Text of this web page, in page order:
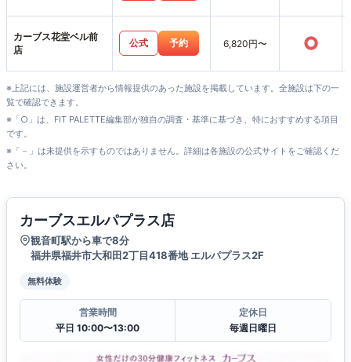
カーブス花堂ベル前
店
公式 予約 6,820円〜 ○
※上記には、施設運営者から情報提供のあった施設を掲載しています。全施設は下の一
覧で確認できます。
※「○」は、FIT PALETTE編集部が独自の調査・基準に基づき、特におすすめする項目
です。
※「－」は未提供を示すものではありません。詳細は各施設の公式サイトをご確認くだ
さい。
カーブスエルパプラス店
観音町駅から車で8分
福井県福井市大和田2丁目418番地 エルパプラス2F
無料体験
営業時間
平日 10:00〜13:00
定休日
毎週日曜日